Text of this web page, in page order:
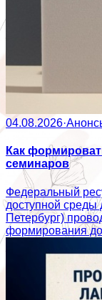
04.08.2026·
Как
семинаров
Федеральный
доступной среды
Петербург)
формирования